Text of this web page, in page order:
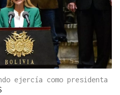
ejercía como presidenta